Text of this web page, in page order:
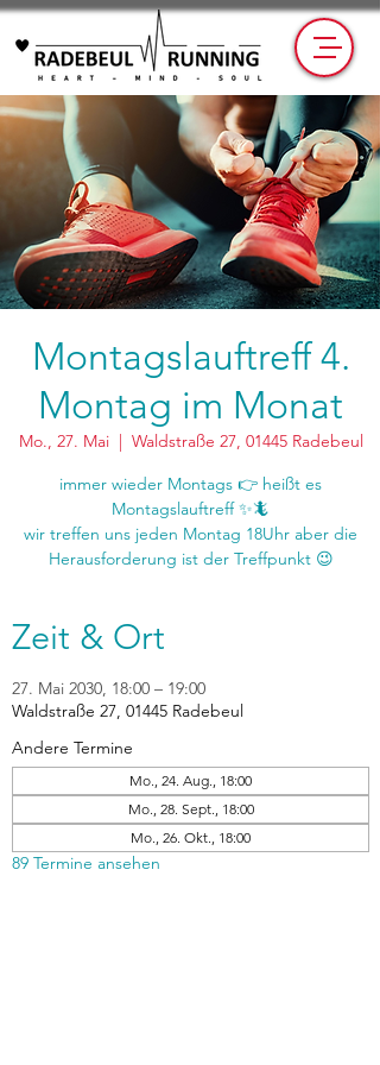
Montagslauftreff 4.
Montag im Monat
Mo., 27. Mai
  |
Waldstraße 27, 01445 Radebeul
immer wieder Montags 👉 heißt es
Montagslauftreff ✨🦎
wir treffen uns jeden Montag 18Uhr aber die
Zeit & Ort
27. Mai 2030, 18:00 – 19:00
Waldstraße 27, 01445 Radebeul
Andere Termine
Mo., 24. Aug., 18:00
Mo., 28. Sept., 18:00
Mo., 26. Okt., 18:00
89 Termine ansehen